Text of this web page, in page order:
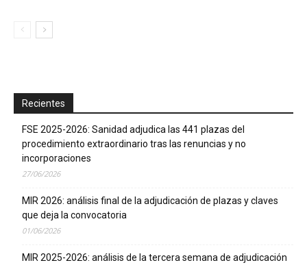
Recientes
FSE 2025-2026: Sanidad adjudica las 441 plazas del
procedimiento extraordinario tras las renuncias y no
incorporaciones
27/06/2026
MIR 2026: análisis final de la adjudicación de plazas y claves
que deja la convocatoria
01/06/2026
MIR 2025-2026: análisis de la tercera semana de adjudicación